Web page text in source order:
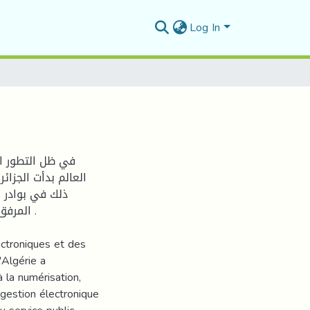
Log In
في ظل التطور
العالم بدأت
ذلك في بوادر
et des
a
numérisation,
électronique